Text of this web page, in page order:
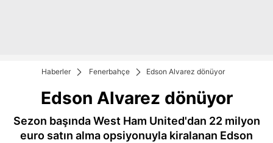
Haberler Fenerbahçe Edson Alvarez dönüyor
Edson Alvarez dönüyor
Sezon başında West Ham United'dan 22 milyon
euro satın alma opsiyonuyla kiralanan Edson